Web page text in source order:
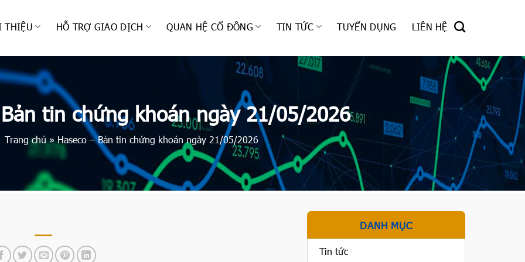
THIỆU HỖ TRỢ GIAO DỊCH QUAN HỆ CỔ ĐÔNG TIN TỨC TUYỂN DỤNG LIÊN HỆ
tin chứng khoán ngày 21/05/2026
Trang chủ»Haseco – Bản tin chứng khoán ngày 21/05/2026
DANH MỤC
Tin tức